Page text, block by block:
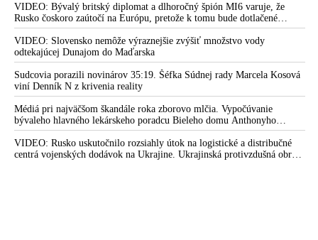
VIDEO: Bývalý britský diplomat a dlhoročný špión MI6 varuje, že
Rusko čoskoro zaútočí na Európu, pretože k tomu bude dotlačené
rovnako, ako bolo dotlačené k invázii na Ukrajinu v roku 2022.
Zelenskyj medzitým v Kyjeve naliehal na zhromaždených diplomatov,
aby vo svete zháňali energie pre Ukrajinu na zimu. Putin vraj bude
mobilizovať a vojna sa do zimy pravdepodobne neskončí
VIDEO: Slovensko nemôže výraznejšie zvýšiť množstvo vody
odtekajúcej Dunajom do Maďarska
Sudcovia porazili novinárov 35:19. Šéfka Súdnej rady Marcela Kosová
viní Denník N z krivenia reality
Médiá pri najväčšom škandále roka zborovo mlčia. Vypočúvanie
bývaleho hlavného lekárskeho poradcu Bieleho domu Anthonyho
Fauciho pred výborom amerického Senátu väčšina médií ignorovala
VIDEO: Rusko uskutočnilo rozsiahly útok na logistické a distribučné
centrá vojenských dodávok na Ukrajine. Ukrajinská protivzdušná obrana